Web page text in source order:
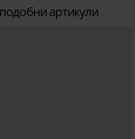
артикули